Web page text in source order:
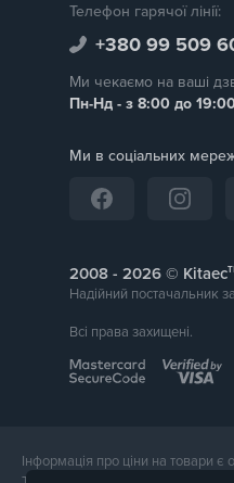
Телефон гарячої лінії:
+380 99 509
Ми чекаємо на ваші
Пн-Нд - з 8:00 до
Ми в соціальних
2008 - © Kitaec
Надійний постачальник
Всі права захищені.
Інформація про ціни на товари є